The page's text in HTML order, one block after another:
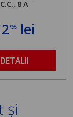
C.C., 8 A
95 lei
DETALII
și